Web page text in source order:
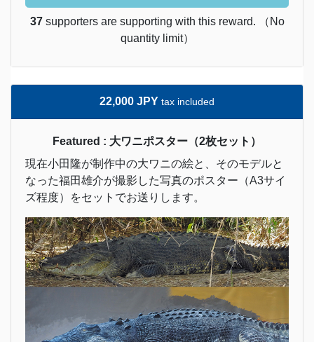
37supporters are supporting with this reward. （No
quantity limit）
22,000 JPY tax included
Featured : 大ワニポスター（2枚セット）
現在小田隆が制作中の大ワニの絵と、そのモデルと
なった福田雄介が撮影した写真のポスター（A3サイ
ズ程度）をセットでお送りします。